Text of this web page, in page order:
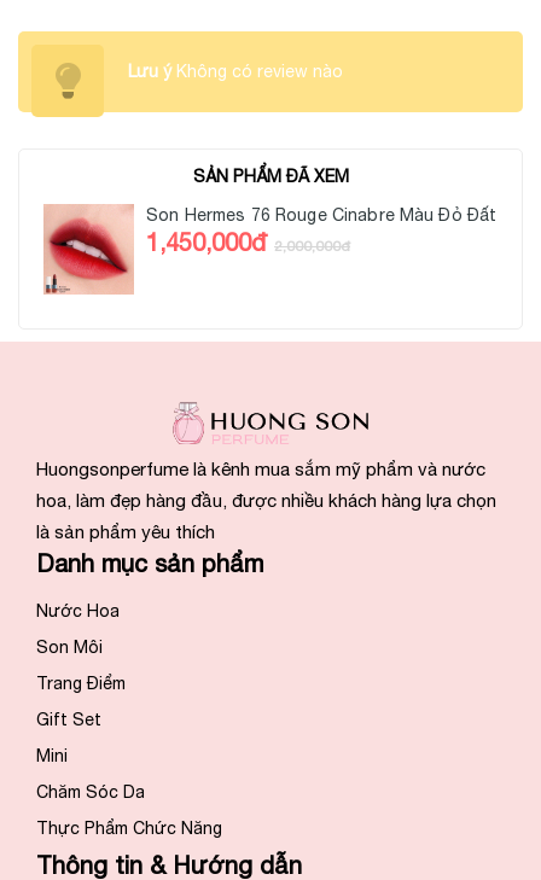
Lưu ýKhông có review nào
SẢN PHẨM ĐÃ XEM
Son Hermes 76 Rouge Cinabre Màu Đỏ Đất
1,450,000đ 2,000,000đ
Huongsonperfume là kênh mua sắm mỹ phẩm và nước
hoa, làm đẹp hàng đầu, được nhiều khách hàng lựa chọn
là sản phẩm yêu thích
Danh mục sản phẩm
Nước Hoa
Son Môi
Trang Điểm
Gift Set
Mini
Chăm Sóc Da
Thực Phẩm Chức Năng
Thông tin & Hướng dẫn